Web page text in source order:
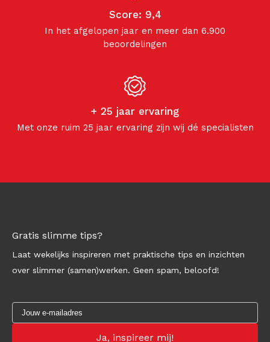
Score: 9,4
In het afgelopen jaar en meer dan 6.900
beoordelingen
+ 25 jaar ervaring
Met onze ruim 25 jaar ervaring zijn wij dé specialisten
Gratis slimme tips?
Laat wekelijks inspireren met praktische tips en inzichten
over slimmer (samen)werken. Geen spam, beloofd!